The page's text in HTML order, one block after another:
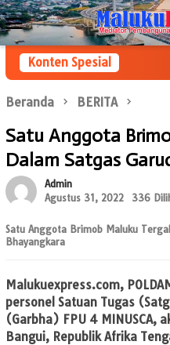
Loncat
ke
konten
Menu
Mobile
Konten Spesial
Beranda BERITA
Satu Anggota
Dalam Satgas
Admin
Agustus 31, 2022
336
Satu Anggota Brimob Maluku
Bhayangkara
Malukuexpress.com,
personel Satuan Tugas
(Garbha) FPU 4 MINUSCA,
Bangui, Republik Afrika